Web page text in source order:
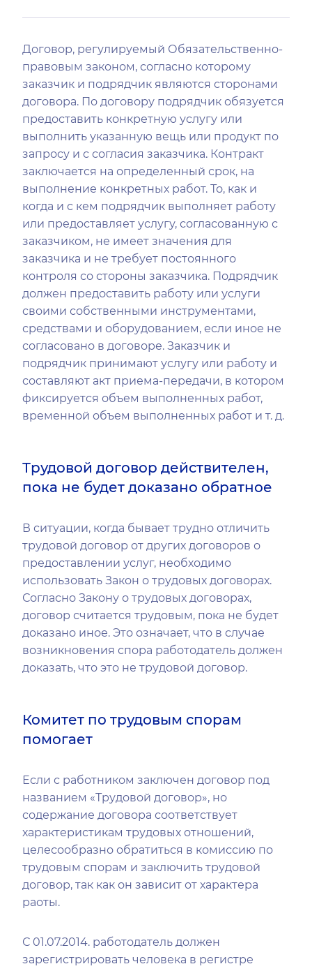
Договор, регулируемый Обязательственно-
правовым законом, согласно которому
заказчик и подрядчик являются сторонами
договора. По договору подрядчик обязуется
предоставить конкретную услугу или
выполнить указанную вещь или продукт по
запросу и с согласия заказчика. Контракт
заключается на определенный срок, на
выполнение конкретных работ. То, как и
когда и с кем подрядчик выполняет работу
или предоставляет услугу, согласованную с
заказчиком, не имеет значения для
заказчика и не требует постоянного
контроля со стороны заказчика. Подрядчик
должен предоставить работу или услуги
своими собственными инструментами,
средствами и оборудованием, если иное не
согласовано в договоре. Заказчик и
подрядчик принимают услугу или работу и
составляют акт приема-передачи, в котором
фиксируется объем выполненных работ,
временной объем выполненных работ и т. д.
Трудовой договор действителен,
пока не будет доказано обратное
В ситуации, когда бывает трудно отличить
трудовой договор от других договоров о
предоставлении услуг, необходимо
использовать Закон о трудовых договорах.
Согласно Закону о трудовых договорах,
договор считается трудовым, пока не будет
доказано иное. Это означает, что в случае
возникновения спора работодатель должен
доказать, что это не трудовой договор.
Комитет по трудовым спорам
помогает
Если с работником заключен договор под
названием «Трудовой договор», но
содержание договора соответствует
характеристикам трудовых отношений,
целесообразно обратиться в комиссию по
трудовым спорам и заключить трудовой
договор, так как он зависит от характера
раоты.
С 01.07.2014. работодатель должен
зарегистрировать человека в регистре